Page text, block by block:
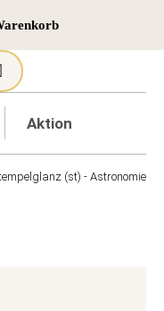
Aktion
(st) - Astronomie